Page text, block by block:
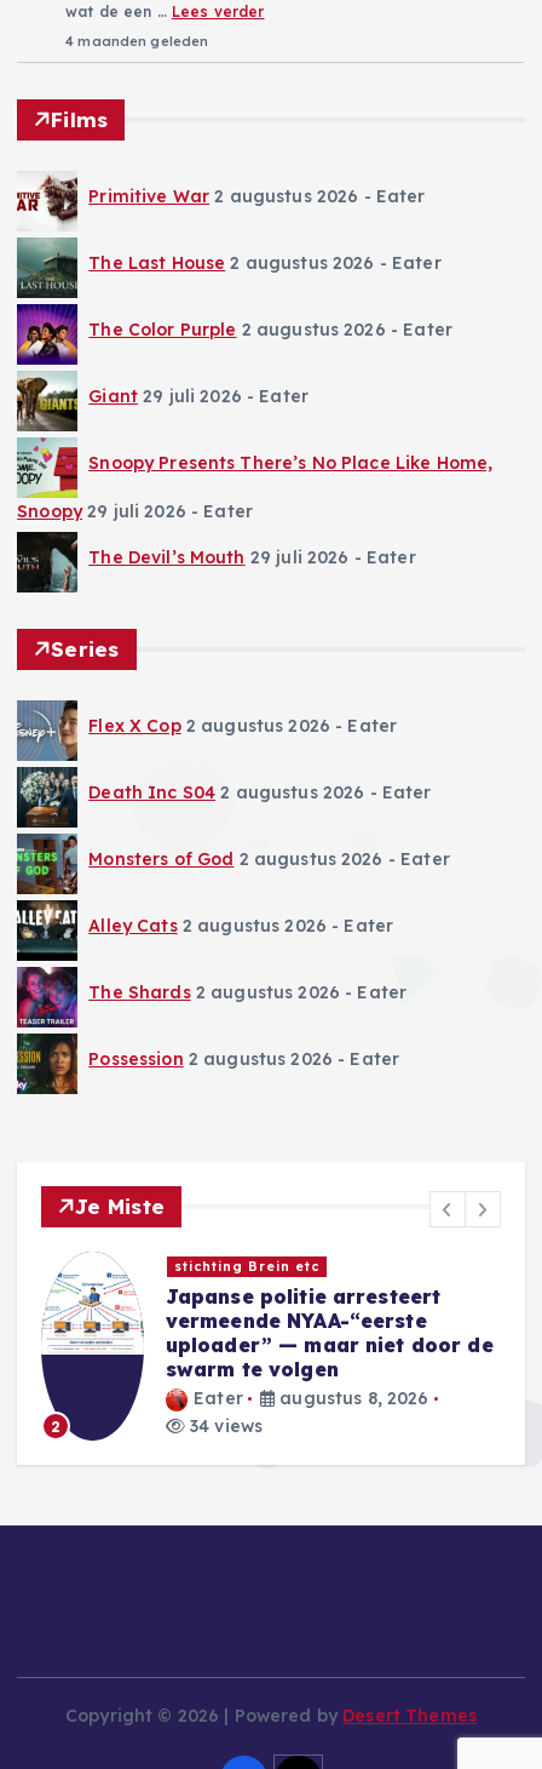
wat de een … Lees verder
4 maanden geleden
Films
Primitive War 2 augustus 2026 - Eater
The Last House 2 augustus 2026 - Eater
The Color Purple 2 augustus 2026 - Eater
Giant 29 juli 2026 - Eater
Snoopy Presents There’s No Place Like Home,
Snoopy 29 juli 2026 - Eater
The Devil’s Mouth 29 juli 2026 - Eater
Series
Flex X Cop 2 augustus 2026 - Eater
Death Inc S04 2 augustus 2026 - Eater
Monsters of God 2 augustus 2026 - Eater
Alley Cats 2 augustus 2026 - Eater
The Shards 2 augustus 2026 - Eater
Possession 2 augustus 2026 - Eater
Je Miste
3
Nieuwe Games
Sins of a Solar Empire II:
Harbinger introduceert nieuwe
Eidolon-factie
Blackwell
augustus 8, 2026
35 views